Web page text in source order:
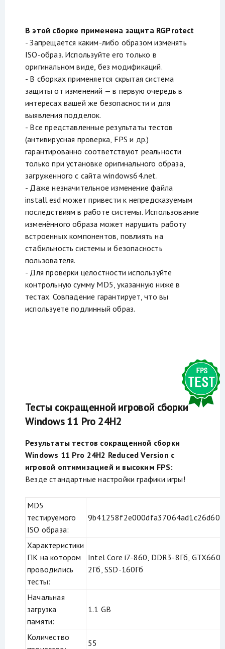
В этой сборке применена защита RGProtect
- Запрещается каким-либо образом изменять
ISO-образ. Используйте его только в
оригинальном виде, без модификаций.
- В сборках применяется скрытая система
защиты от изменений — в первую очередь в
интересах вашей же безопасности и для
выявления подделок.
- Все представленные результаты тестов
(антивирусная проверка, FPS и др.)
гарантированно соответствуют реальности
только при установке оригинального образа,
загруженного с сайта windows64.net.
- Даже незначительное изменение файла
install.esd может привести к непредсказуемым
последствиям в работе системы. Использование
изменённого образа может нарушить работу
встроенных компонентов, повлиять на
стабильность системы и безопасность
пользователя.
- Для проверки целостности используйте
контрольную сумму MD5, указанную ниже в
тестах. Совпадение гарантирует, что вы
используете подлинный образ.
Тесты сокращенной игровой сборки
Windows 11 Pro 24H2
Результаты тестов сокращенной сборки
Windows 11 Pro 24H2 Reduced Version с
игровой оптимизацией и высоким FPS:
Везде стандартные настройки графики игры!
MD5
тестируемого
ISO образа:
Характеристики
ПК на котором
проводились
тесты:
Intel Core i7-860, DDR3-8Гб, GTX660-
2Гб, SSD-160Гб
Начальная
загрузка
памяти:
1.1 GB
Количество
55